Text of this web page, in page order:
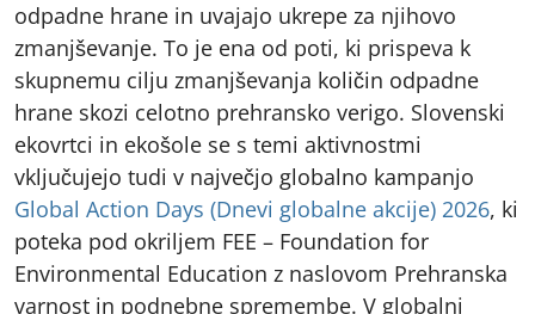
odpadne hrane in uvajajo ukrepe za njihovo
zmanjševanje. To je ena od poti, ki prispeva k
skupnemu cilju zmanjševanja količin odpadne
hrane skozi celotno prehransko verigo. Slovenski
ekovrtci in ekošole se s temi aktivnostmi
vključujejo tudi v največjo globalno kampanjo
Global Action Days (Dnevi globalne akcije) 2026, ki
poteka pod okriljem FEE – Foundation for
Environmental Education z naslovom Prehranska
varnost in podnebne spremembe. V globalni